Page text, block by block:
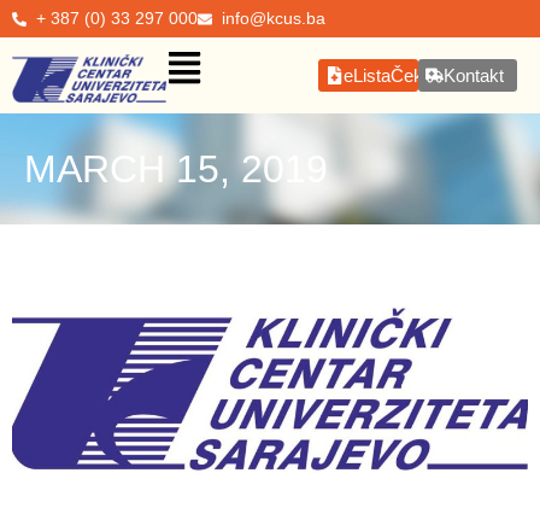
+ 387 (0) 33 297 000 info@kcus.ba
eListaČekanjaKontakt
MARCH 15, 2019